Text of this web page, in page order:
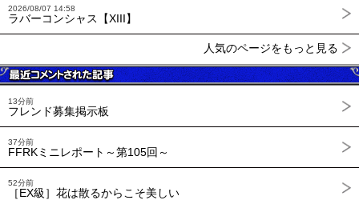
2026/08/07 14:58
ラバーコンシャス【XIII】
人気のページをもっと見る
13分前
フレンド募集掲示板
37分前
FFRKミニレポート～第105回～
52分前
［EX級］花は散るからこそ美しい